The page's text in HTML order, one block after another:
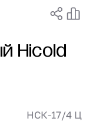
НСК-17/4 Ц